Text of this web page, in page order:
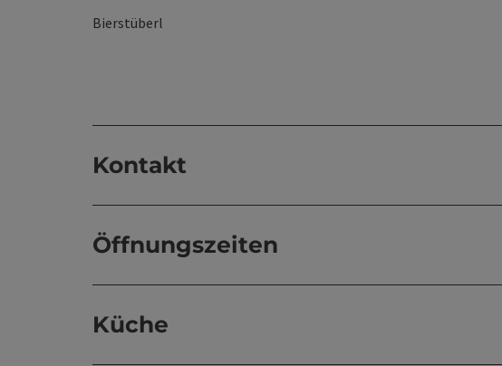
Bierstüberl
Kontakt
Öffnungszeiten
Küche